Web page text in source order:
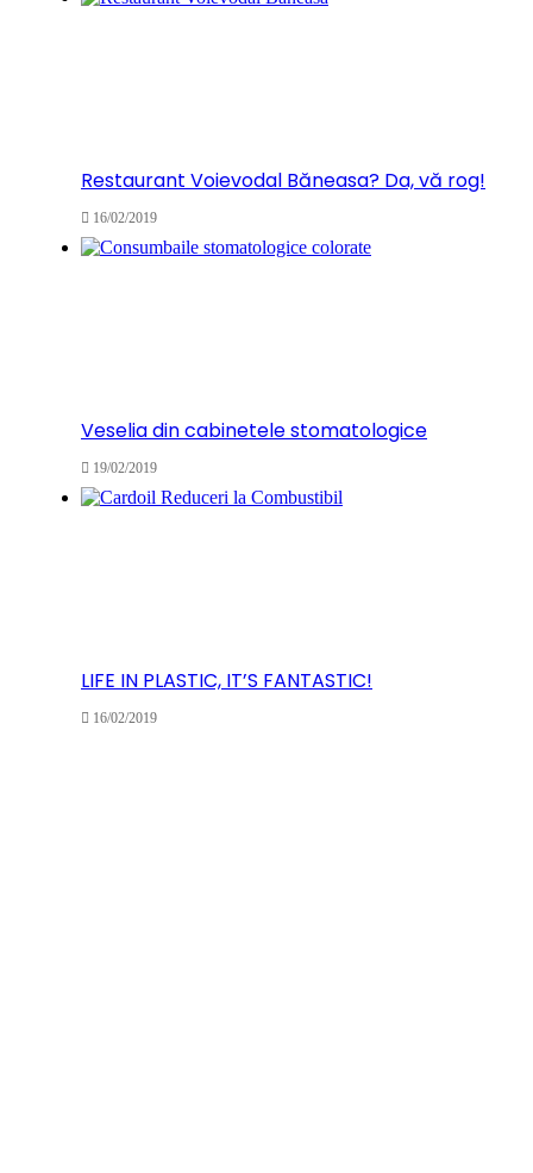
Restaurant Voievodal Băneasa? Da, vă rog!
16/02/2019
Veselia din cabinetele stomatologice
19/02/2019
LIFE IN PLASTIC, IT’S FANTASTIC!
16/02/2019